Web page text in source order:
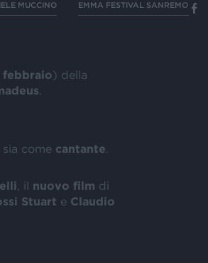
MUCCINO EMMA FESTIVAL SANREMO 2020
febbraio) della
, sia come cantante
, il nuovo film di
Stuart e Claudio